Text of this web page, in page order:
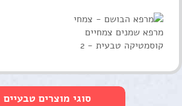
סוגי מוצרים טבעיים